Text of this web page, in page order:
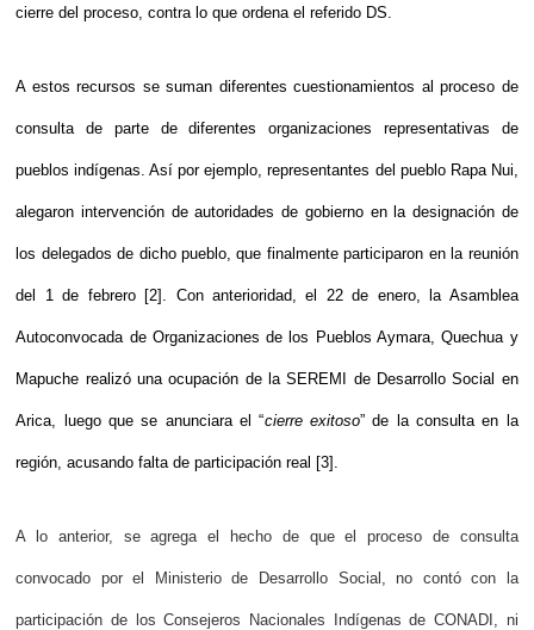
cierre del proceso, contra lo que ordena el referido DS.
A estos recursos se suman diferentes cuestionamientos al proceso de
consulta de parte de diferentes organizaciones representativas de
pueblos indígenas. Así por ejemplo, representantes del pueblo Rapa Nui,
alegaron intervención de autoridades de gobierno en la designación de
los delegados de dicho pueblo, que finalmente participaron en la reunión
del 1 de febrero [2]. Con anterioridad, el 22 de enero, la Asamblea
Autoconvocada de Organizaciones de los Pueblos Aymara, Quechua y
Mapuche realizó una ocupación de la SEREMI de Desarrollo Social en
Arica, luego que se anunciara el “cierre exitoso” de la consulta en la
región, acusando falta de participación real [3].
A lo anterior, se agrega el hecho de que el proceso de consulta
convocado por el Ministerio de Desarrollo Social, no contó con la
participación de los Consejeros Nacionales Indígenas de CONADI, ni